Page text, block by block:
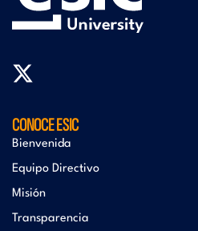
CONOCE ESIC
Bienvenida
Equipo Directivo
Misión
Transparencia